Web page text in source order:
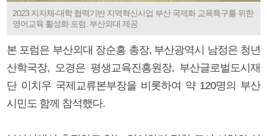
2023 지자체-대학 협력기반 지역혁신사업 부산 국제화 교육특구를 위한
영어교육 활성화 포럼. 부산외대 제공
본 포럼은 부산외대 장순흥 총장, 부산광역시 남정은 청년
산학국장, 오경은 평생교육진흥원장, 부산글로벌도시재
단 이치우 국제교류본부장을 비롯하여 약 120명의 부산
시민도 함께 참석했다.